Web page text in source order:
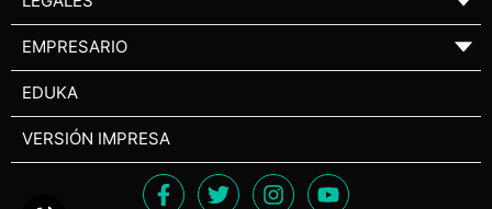
EMPRESARIO ▼
EDUKA
VERSIÓN IMPRESA